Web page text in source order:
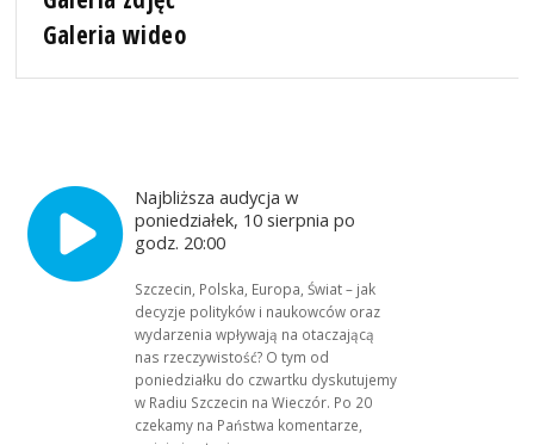
Galeria wideo
Najbliższa audycja w
poniedziałek, 10 sierpnia po
godz. 20:00
Szczecin, Polska, Europa, Świat – jak
decyzje polityków i naukowców oraz
wydarzenia wpływają na otaczającą
nas rzeczywistość? O tym od
poniedziałku do czwartku dyskutujemy
w Radiu Szczecin na Wieczór. Po 20
czekamy na Państwa komentarze,